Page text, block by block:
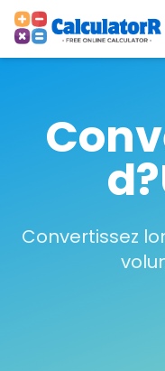
Convertissez